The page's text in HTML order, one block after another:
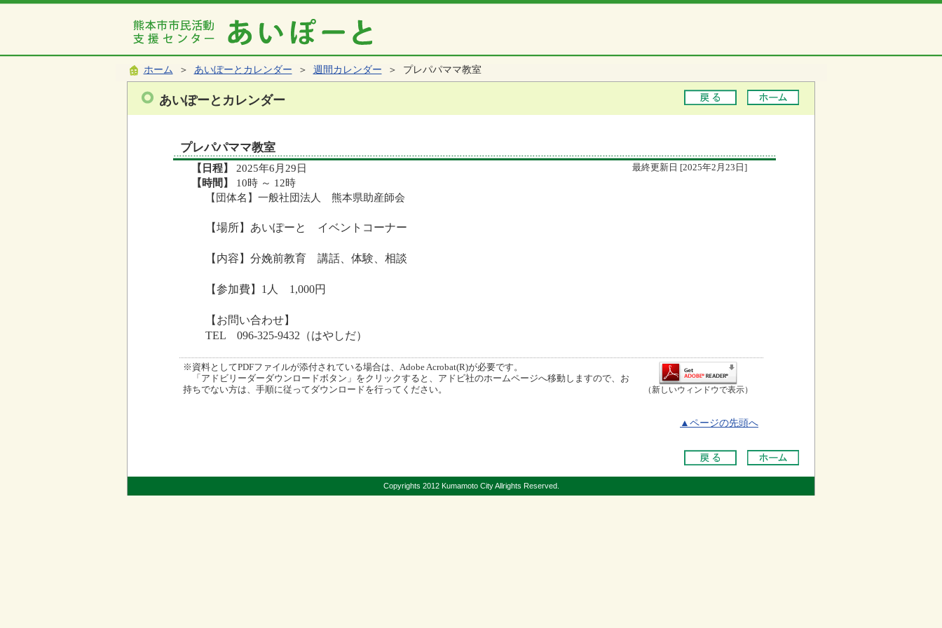
ホーム ＞ あいぽーとカレンダー ＞ 週間カレンダー ＞ プレパパママ教室
あいぽーとカレンダー
プレパパママ教室
【日程】 2025年6月29日 最終更新日 [2025年2月23日]
【時間】
10時 ～ 12時
【団体名】一般社団法人 熊本県助産師会
【場所】あいぽーと イベントコーナー
【内容】分娩前教育 講話、体験、相談
【参加費】1人 1,000円
【お問い合わせ】
TEL 096-325-9432（はやしだ）
※資料としてPDFファイルが添付されている場合は、Adobe Acrobat(R)が必要です。
「アドビリーダーダウンロードボタン」をクリックすると、アドビ社のホームページへ移動しますので、お
持ちでない方は、手順に従ってダウンロードを行ってください。
（新しいウィンドウで表示）
▲ページの先頭へ
Copyrights 2012 Kumamoto City Allrights Reserved.